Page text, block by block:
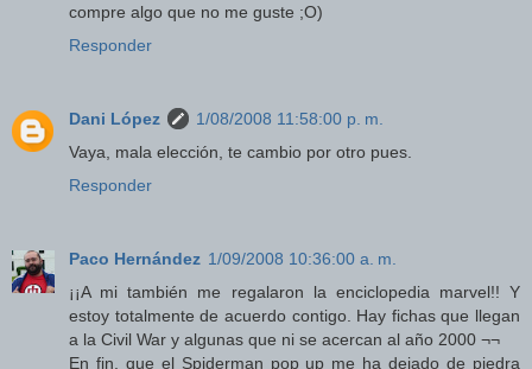
compre algo que no me guste ;O)
Responder
Dani López
1/08/2008 11:58:00 p. m.
Vaya, mala elección, te cambio por otro pues.
Responder
Paco Hernández 1/09/2008 10:36:00 a. m.
¡¡A mi también me regalaron la enciclopedia marvel!! Y
estoy totalmente de acuerdo contigo. Hay fichas que llegan
a la Civil War y algunas que ni se acercan al año 2000 ¬¬
En fin, que el Spiderman pop up me ha dejado de piedra